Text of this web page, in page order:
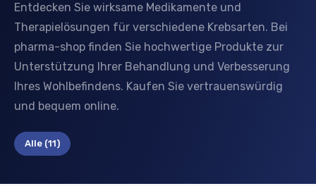
Entdecken Sie wirksame Medikamente und
Therapielösungen für verschiedene Krebsarten. Bei
pharma-shop finden Sie hochwertige Produkte zur
Unterstützung Ihrer Behandlung und Verbesserung
Ihres Wohlbefindens. Kaufen Sie vertrauenswürdig
und bequem online.
Alle (11)